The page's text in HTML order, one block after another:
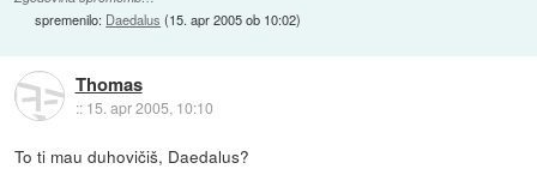
spremenilo: Daedalus (15. apr 2005 ob 10:02)
Thomas
:: 15. apr 2005, 10:10
To ti mau duhovičiš, Daedalus?